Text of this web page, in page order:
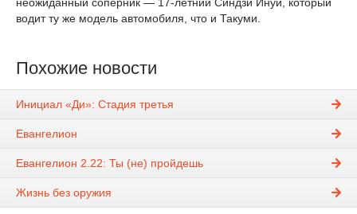
водит ту же модель автомобиля, что и Такуми.
Похожие новости
Инициал «Ди»: Стадия третья
Евангелион
Евангелион 2.22: Ты (не) пройдешь
Жизнь без оружия